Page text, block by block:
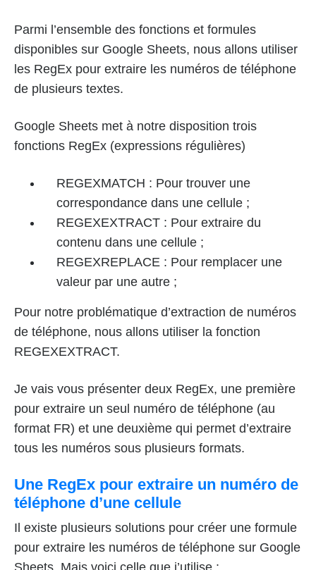
Parmi l’ensemble des fonctions et formules
disponibles sur Google Sheets, nous allons utiliser
les RegEx pour extraire les numéros de téléphone
de plusieurs textes.
Google Sheets met à notre disposition trois
fonctions RegEx (expressions régulières)
REGEXMATCH : Pour trouver une
correspondance dans une cellule ;
REGEXEXTRACT : Pour extraire du
contenu dans une cellule ;
REGEXREPLACE : Pour remplacer une
valeur par une autre ;
Pour notre problématique d’extraction de numéros
de téléphone, nous allons utiliser la fonction
REGEXEXTRACT.
Je vais vous présenter deux RegEx, une première
pour extraire un seul numéro de téléphone (au
format FR) et une deuxième qui permet d’extraire
tous les numéros sous plusieurs formats.
Une RegEx pour extraire un numéro de
téléphone d’une cellule
Il existe plusieurs solutions pour créer une formule
pour extraire les numéros de téléphone sur Google